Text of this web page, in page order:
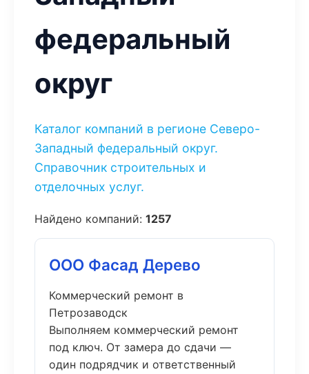
федеральный
округ
Каталог компаний в регионе Северо-
Западный федеральный округ.
Справочник строительных и
отделочных услуг.
Найдено компаний: 1257
ООО Фасад Дерево
Коммерческий ремонт в
Петрозаводск
Выполняем коммерческий ремонт
под ключ. От замера до сдачи —
один подрядчик и ответственный